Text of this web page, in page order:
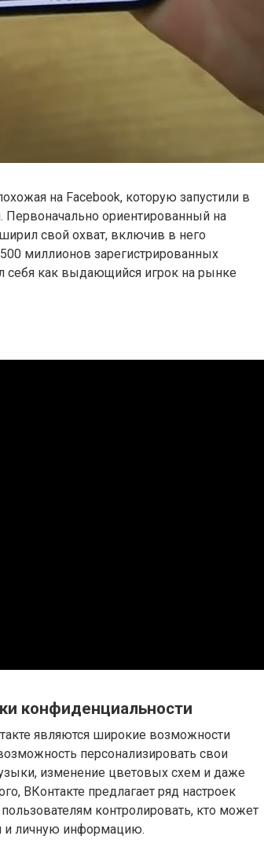
на Facebook, которую запустили в
Первоначально ориентированный на
свой охват, включив в него
миллионов зарегистрированных
себя как выдающийся игрок на рынке
конфиденциальности
являются широкие возможности
персонализировать свои
изменение цветовых схем и даже
ВКонтакте предлагает ряд настроек
контролировать, кто может
и личную информацию.